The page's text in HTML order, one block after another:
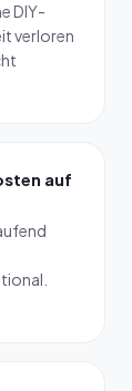
DIY-
verloren
auf